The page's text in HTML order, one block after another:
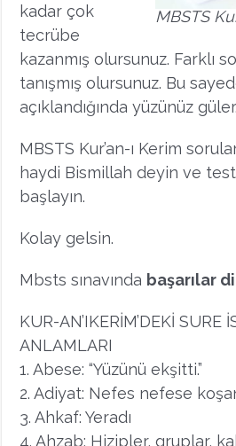
MBSTS
kadar çok
tecrübe
kazanmış olursunuz. Farklı
tanışmış olursunuz. Bu
açıklandığında yüzünüz güler.
MBSTS Kur’an-ı Kerim
haydi Bismillah deyin ve
başlayın.
Kolay gelsin.
Mbsts sınavında başarılar
KUR-AN’IKERİM’DEKİ SURE
ANLAMLARI
1. Abese: “Yüzünü ekşitti.”
2. Adiyat: Nefes nefese
3. Ahkaf: Yeradı
4. Ahzab: Hizipler, gruplar,